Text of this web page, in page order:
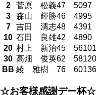
2
菅原 松義47 5097
3
森山 輝勝46 4995
7
吉田 清志48 4391
10 石田 良雄42 4890
20 村上 新治45 56101
30 高畑 俊英62 58120
BB 綾 雅樹 76 60136
☆お客様感謝デー杯☆